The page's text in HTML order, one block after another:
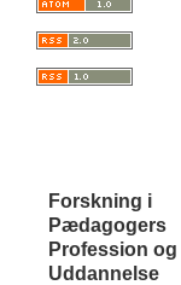
Forskning i
Pædagogers
Profession og
Uddannelse